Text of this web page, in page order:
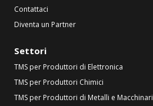
Contattaci
Diventa un Partner
Settori
TMS per Produttori di Elettronica
TMS per Produttori Chimici
TMS per Produttori di Metalli e Macchinari